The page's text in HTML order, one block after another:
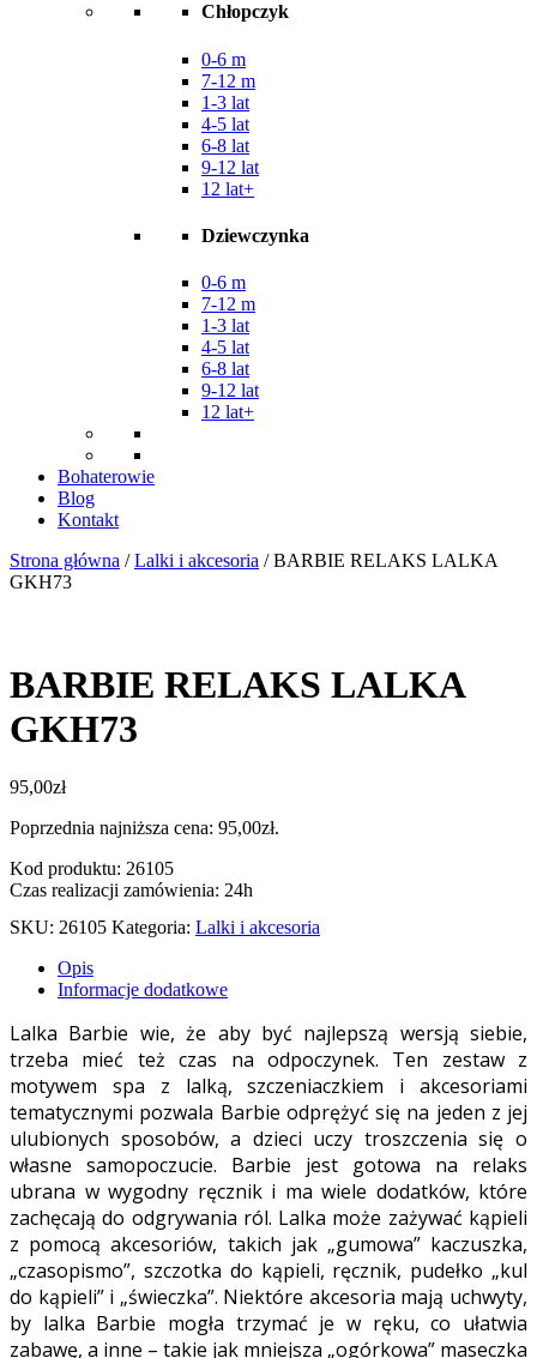
Chłopczyk
0-6 m
7-12 m
1-3 lat
4-5 lat
6-8 lat
9-12 lat
12 lat+
Dziewczynka
0-6 m
7-12 m
1-3 lat
4-5 lat
6-8 lat
9-12 lat
12 lat+
Bohaterowie
Blog
Kontakt
Strona główna /Lalki i akcesoria / BARBIE RELAKS LALKA
GKH73
BARBIE RELAKS LALKA
GKH73
95,00zł
Poprzednia najniższa cena: 95,00zł.
Kod produktu: 26105
Czas realizacji zamówienia: 24h
SKU: 26105 Kategoria: Lalki i akcesoria
Opis
Informacje dodatkowe
Lalka Barbie wie, że aby być najlepszą wersją siebie,
trzeba mieć też czas na odpoczynek. Ten zestaw z
motywem spa z lalką, szczeniaczkiem i akcesoriami
tematycznymi pozwala Barbie odprężyć się na jeden z jej
ulubionych sposobów, a dzieci uczy troszczenia się o
własne samopoczucie. Barbie jest gotowa na relaks
ubrana w wygodny ręcznik i ma wiele dodatków, które
zachęcają do odgrywania ról. Lalka może zażywać kąpieli
z pomocą akcesoriów, takich jak „gumowa” kaczuszka,
„czasopismo”, szczotka do kąpieli, ręcznik, pudełko „kul
do kąpieli” i „świeczka”. Niektóre akcesoria mają uchwyty,
by lalka Barbie mogła trzymać je w ręku, co ułatwia
zabawę, a inne – takie jak mniejsza „ogórkowa” maseczka